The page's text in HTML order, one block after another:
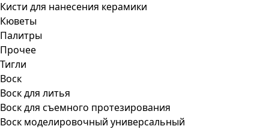
Кисти для нанесения керамики
Кюветы
Палитры
Прочее
Тигли
Воск
Воск для литья
Воск для съемного протезирования
Воск моделировочный универсальный